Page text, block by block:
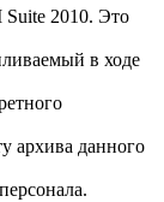
Suite 2010. Это
в ходе
архива данного